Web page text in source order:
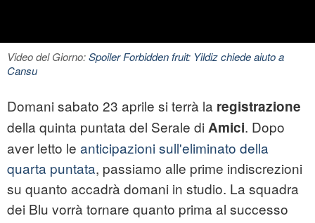
Video del Giorno:Spoiler Forbidden fruit: Yildiz chiede aiuto a
Cansu
Domani sabato 23 aprile si terrà la registrazione
della quinta puntata del Serale di Amici. Dopo
aver letto le anticipazioni sull'eliminato della
quarta puntata, passiamo alle prime indiscrezioni
su quanto accadrà domani in studio. La squadra
dei Blu vorrà tornare quanto prima al successo